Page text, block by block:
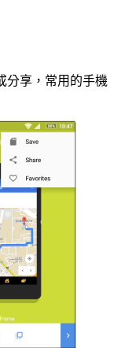
分享，常用的手機